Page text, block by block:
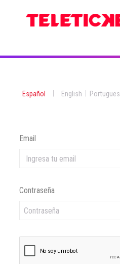
Español English Portugues
Email
Contraseña